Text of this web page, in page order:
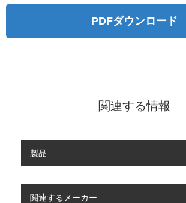
PDFダウンロード
関連する情報
製品
関連するメーカー